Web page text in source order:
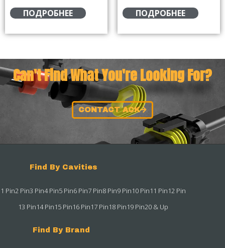
ПОДРОБНЕЕ ПОДРОБНЕЕ
Can't Find What You're Looking For?
CONTACT ACK
Find By Cavities
1 Pin2 Pin3 Pin4 Pin5 Pin6 Pin7 Pin8 Pin9 Pin10 Pin11 Pin12 Pin
13 Pin14 Pin15 Pin16 Pin17 Pin18 Pin19 Pin20 & Up
Find By Brand